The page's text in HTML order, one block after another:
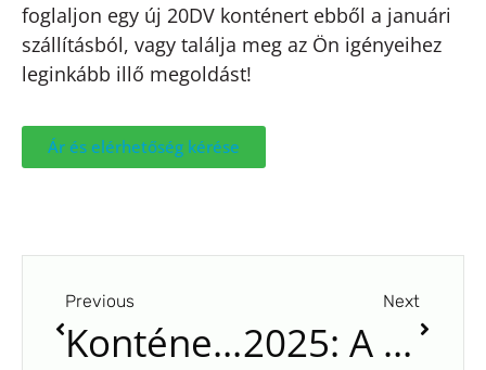
foglaljon egy új 20DV konténert ebből a januári
szállításból, vagy találja meg az Ön igényeihez
leginkább illő megoldást!
Ár és elérhetőség kérése
Previous
Konténer vásárlása Budapesten. 20 és 40 lábas konténerek árai. Készleten
Next
2025: A Year of Growth, Expansion, and New Solutions with Our Clients